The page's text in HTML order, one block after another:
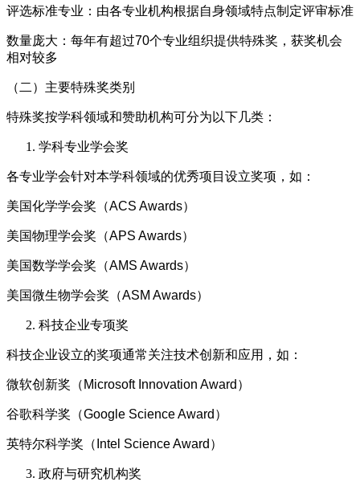
评选标准专业：由各专业机构根据自身领域特点制定评审标准
数量庞大：每年有超过70个专业组织提供特殊奖，获奖机会
相对较多
（二）主要特殊奖类别
特殊奖按学科领域和赞助机构可分为以下几类：
学科专业学会奖
各专业学会针对本学科领域的优秀项目设立奖项，如：
美国化学学会奖（ACS Awards）
美国物理学会奖（APS Awards）
美国数学学会奖（AMS Awards）
美国微生物学会奖（ASM Awards）
科技企业专项奖
科技企业设立的奖项通常关注技术创新和应用，如：
微软创新奖（Microsoft Innovation Award）
谷歌科学奖（Google Science Award）
英特尔科学奖（Intel Science Award）
政府与研究机构奖